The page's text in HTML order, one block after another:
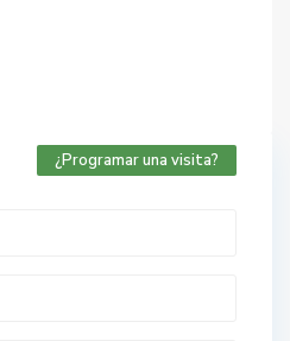
¿Programar una visita?